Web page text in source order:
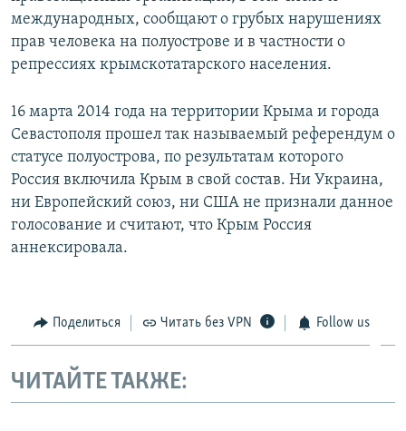
международных, сообщают о грубых нарушениях
прав человека на полуострове и в частности о
репрессиях крымскотатарского населения.
16 марта 2014 года на территории Крыма и города
Севастополя прошел так называемый референдум о
статусе полуострова, по результатам которого
Россия включила Крым в свой состав. Ни Украина,
ни Европейский союз, ни США не признали данное
голосование и считают, что Крым Россия
аннексировала.
Поделиться Читать без VPN Follow us
ЧИТАЙТЕ ТАКЖЕ: